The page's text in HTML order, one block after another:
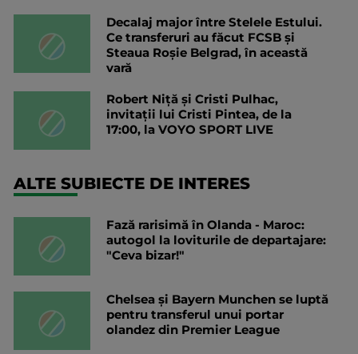
Decalaj major între Stelele Estului.
Ce transferuri au făcut FCSB și
Steaua Roșie Belgrad, în această
vară
Robert Niță și Cristi Pulhac,
invitații lui Cristi Pintea, de la
17:00, la VOYO SPORT LIVE
ALTE SUBIECTE DE INTERES
Fază rarisimă în Olanda - Maroc:
autogol la loviturile de departajare:
"Ceva bizar!"
Chelsea și Bayern Munchen se luptă
pentru transferul unui portar
olandez din Premier League